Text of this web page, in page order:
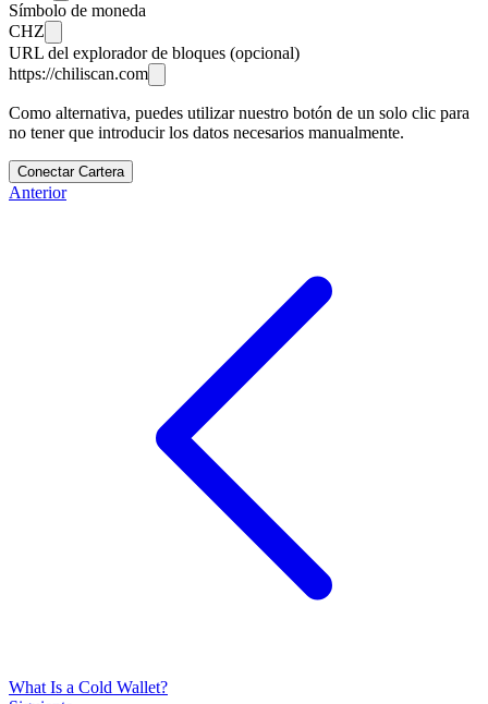
Símbolo de moneda
CHZ
URL del explorador de bloques (opcional)
https://chiliscan.com
Como alternativa, puedes utilizar nuestro botón de un solo clic para
no tener que introducir los datos necesarios manualmente.
Conectar Cartera
Anterior
What Is a Cold Wallet?